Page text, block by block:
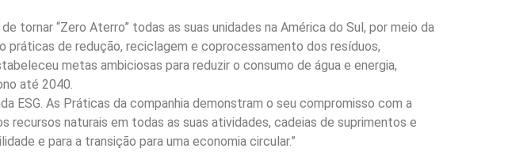
tornar “Zero Aterro” todas as suas unidades na América do Sul, por meio da
de redução, reciclagem e coprocessamento dos resíduos,
metas ambiciosas para reduzir o consumo de água e energia,
até 2040.
ESG. As Práticas da companhia demonstram o seu compromisso com a
naturais em todas as suas atividades, cadeias de suprimentos e
e para a transição para uma economia circular.”